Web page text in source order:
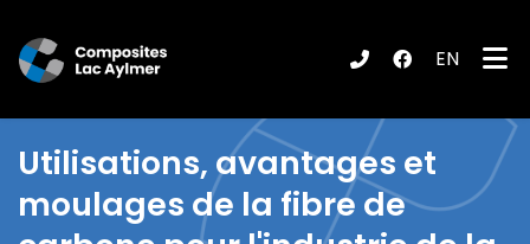
(Produits / Services )
EN
Utilisations, avantages et
moulages de la fibre de